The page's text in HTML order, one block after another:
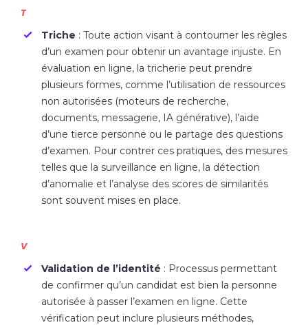
T
Triche : Toute action visant à contourner les règles
d’un examen pour obtenir un avantage injuste. En
évaluation en ligne, la tricherie peut prendre
plusieurs formes, comme l’utilisation de ressources
non autorisées (moteurs de recherche,
documents, messagerie, IA générative), l’aide
d’une tierce personne ou le partage des questions
d’examen. Pour contrer ces pratiques, des mesures
telles que la surveillance en ligne, la détection
d’anomalie et l’analyse des scores de similarités
sont souvent mises en place.
V
Validation de l’identité : Processus permettant
de confirmer qu’un candidat est bien la personne
autorisée à passer l’examen en ligne. Cette
vérification peut inclure plusieurs méthodes,